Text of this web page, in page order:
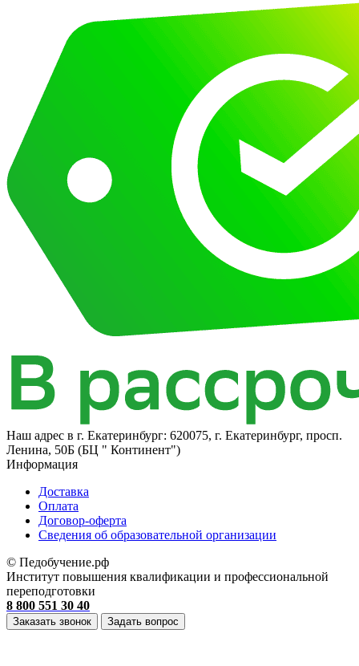
Наш адрес в г. Екатеринбург: 620075, г. Екатеринбург, просп.
Ленина, 50Б (БЦ " Континент")
Информация
Доставка
Оплата
Договор-оферта
Cведения об образовательной организации
© Педобучение.рф
Институт повышения квалификации и профессиональной
переподготовки
8 800 551 30 40
Заказать звонок Задать вопрос